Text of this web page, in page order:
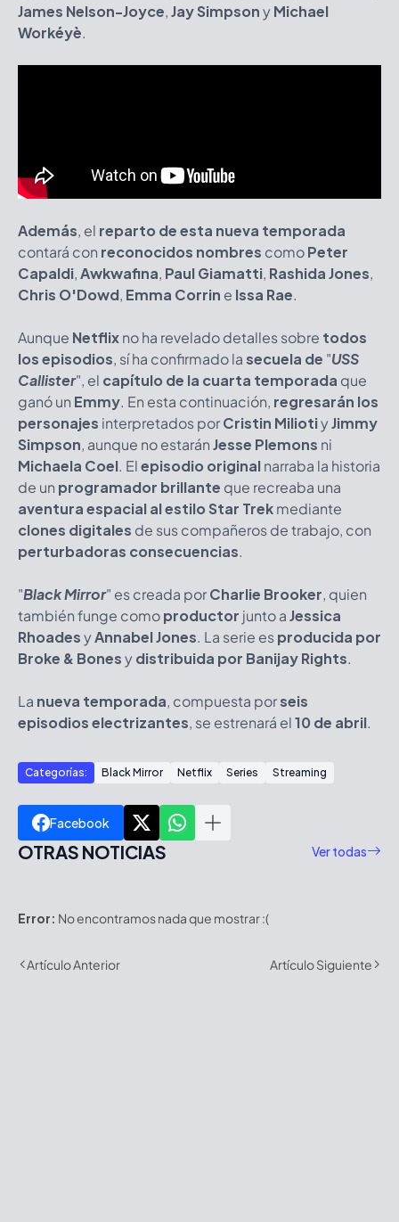
James Nelson-Joyce,Jay SimpsonyMichael
Workéyè.
Además, el reparto de esta nueva temporada
contará con reconocidos nombres comoPeter
Capaldi,Awkwafina, Paul Giamatti, Rashida Jones,
Chris O'Dowd, Emma Corrin e Issa Rae.
Aunque Netflixno ha revelado detalles sobre todos
los episodios, sí ha confirmado lasecuela de "USS
Callister", el capítulo de la cuarta temporada que
ganó un Emmy. En esta continuación, regresarán los
personajes interpretados porCristin MiliotiyJimmy
Simpson, aunque no estaránJesse Plemons ni
Michaela Coel. Elepisodio originalnarraba la historia
de un programador brillante que recreaba una
aventura espacial al estilo Star Trekmediante
clones digitales de sus compañeros de trabajo, con
perturbadoras consecuencias.
"Black Mirror" es creada porCharlie Brooker, quien
también funge comoproductor junto aJessica
RhoadesyAnnabel Jones. La serie esproducida por
Broke & Bonesydistribuida por Banijay Rights.
La nueva temporada, compuesta porseis
episodios electrizantes, se estrenará el10 de abril.
Categorías: Black Mirror Netflix Series Streaming
Facebook
OTRAS NOTICIAS Ver todas
Error: No encontramos nada que mostrar :(
Artículo Anterior Artículo Siguiente